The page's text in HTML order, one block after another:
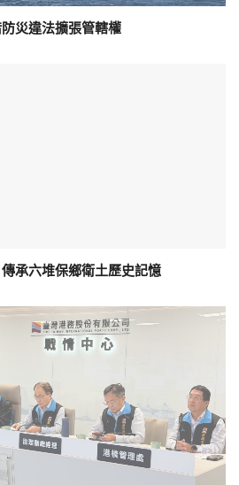
災違法擴張管轄權
承六堆保鄉衛土歷史記憶